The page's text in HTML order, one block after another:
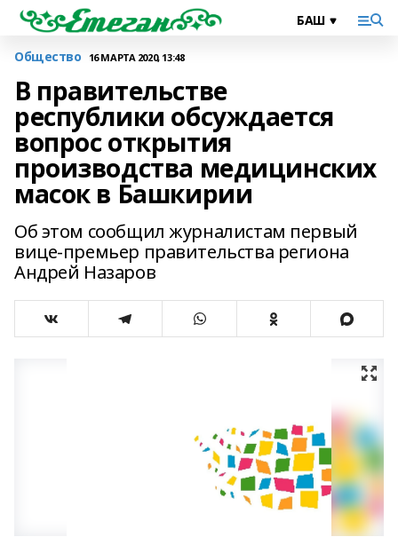
Общество 16 МАРТА 2020, 13:48
В правительстве
республики обсуждается
вопрос открытия
производства медицинских
масок в Башкирии
Об этом сообщил журналистам первый
вице-премьер правительства региона
Андрей Назаров